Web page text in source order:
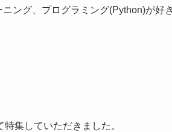
ング、プログラミング(Python)が好
集していただきました。